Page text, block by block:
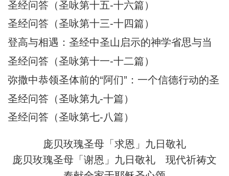
下沉，被耶稣所救。这不仅是一段神
迹，更是一幅信仰旅程的象征图画。
在这图画中，我们看到：风浪 = 生活
的试炼、恐惧、不安；船 = 教会与我
们的信仰生活；
圣经问答（圣咏第十五-十六篇）
圣经问答（圣咏第十三-十四篇）
登高与相遇：圣经中圣山启示的神学省思与当
代意义
圣经问答（圣咏第十一-十二篇）
弥撒中恭领圣体前的“阿们”：一个信德行动的圣
经根源与神学意蕴
圣经问答（圣咏第九-十篇）
圣经问答（圣咏第七-八篇）
庞贝玫瑰圣母「求恩」九日敬礼
庞贝玫瑰圣母「谢恩」九日敬礼
现代祈祷文